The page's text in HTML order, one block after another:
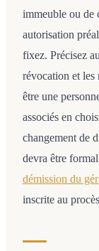
immeuble ou de
autorisation
fixez. Précisez
révocation et les
être une
associés en
changement de
devra être
démission du
inscrite au